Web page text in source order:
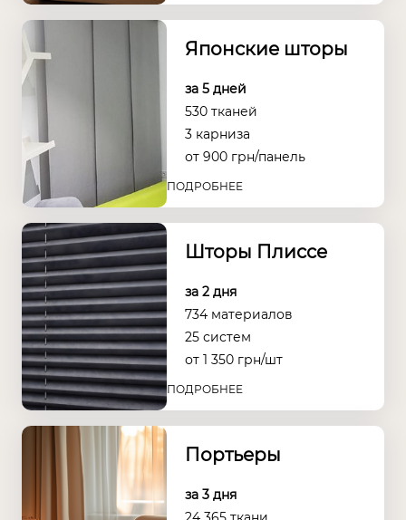
Японские шторы
за 5 дней
530 тканей
3 карниза
от 900 грн/панель
ПОДРОБНЕЕ
Шторы Плиссе
за 2 дня
734 материалов
25 систем
от 1 350 грн/шт
ПОДРОБНЕЕ
Портьеры
за 3 дня